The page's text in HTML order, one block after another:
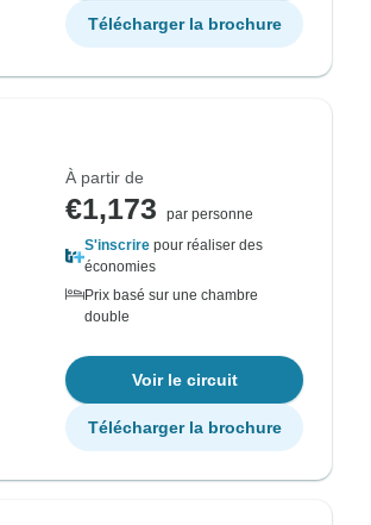
Télécharger la brochure
À partir de
€1,173
par personne
S'inscrire pour réaliser des
économies
Prix basé sur une chambre
double
Voir le circuit
Télécharger la brochure